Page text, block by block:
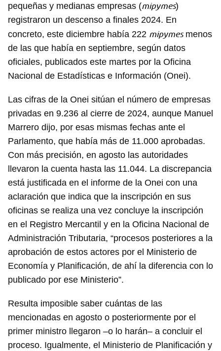
pequeñas y medianas empresas (mipymes)
registraron un descenso a finales 2024. En
concreto, este diciembre había 222 mipymesmenos
de las que había en septiembre, según datos
oficiales, publicados este martes por la Oficina
Nacional de Estadísticas e Información (Onei).
Las cifras de la Onei sitúan el número de empresas
privadas en 9.236 al cierre de 2024, aunque Manuel
Marrero dijo, por esas mismas fechas ante el
Parlamento, que había más de 11.000 aprobadas.
Con más precisión, en agosto las autoridades
llevaron la cuenta hasta las 11.044. La discrepancia
está justificada en el informe de la Onei con una
aclaración que indica que la inscripción en sus
oficinas se realiza una vez concluye la inscripción
en el Registro Mercantil y en la Oficina Nacional de
Administración Tributaria, “procesos posteriores a la
aprobación de estos actores por el Ministerio de
Economía y Planificación, de ahí la diferencia con lo
publicado por ese Ministerio”.
Resulta imposible saber cuántas de las
mencionadas en agosto o posteriormente por el
primer ministro llegaron –o lo harán– a concluir el
proceso. Igualmente, el Ministerio de Planificación y